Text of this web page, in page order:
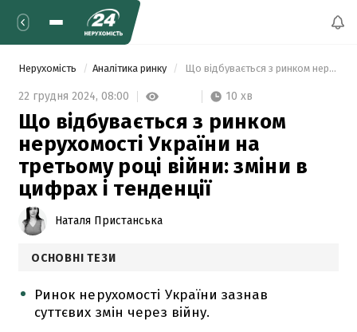
Нерухомість Аналітика ринку Що відбувається з ринком нерухомості України на третьому році війни: зміни в цифрах і тенденції
22 грудня 2024, 08:00 10 хв
Що відбувається з ринком
нерухомості України на
третьому році війни: зміни в
цифрах і тенденції
Наталя Пристанська
ОСНОВНІ ТЕЗИ
Ринок нерухомості України зазнав
суттєвих змін через війну.